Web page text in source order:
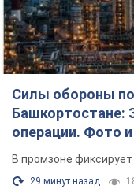
Силы обороны
Башкортостане:
операции. Фото
В промзоне
29 минут назад